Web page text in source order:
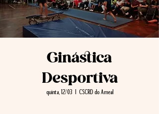
Ginástica
Desportiva
quinta, 12/03
  |
CSCRD do Ameal